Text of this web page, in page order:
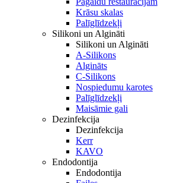
Krāsu skalas
Palīglīdzekļi
Silikoni un Algināti
Silikoni un Algināti
A-Silikons
Algināts
C-Silikons
Nospiedumu karotes
Palīglīdzekļi
Maisāmie gali
Dezinfekcija
Dezinfekcija
Kerr
KAVO
Endodontija
Endodontija